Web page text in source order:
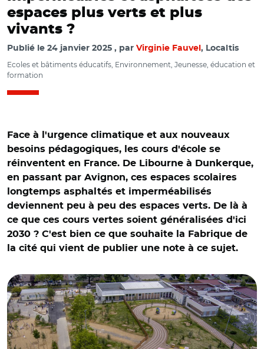
espaces plus verts et plus
vivants ?
Publié le 24 janvier 2025 par Virginie Fauvel , Localtis
Ecoles et bâtiments éducatifs, Environnement, Jeunesse, éducation et
formation
Face à l'urgence climatique et aux nouveaux
besoins pédagogiques, les cours d'école se
réinventent en France. De Libourne à Dunkerque,
en passant par Avignon, ces espaces scolaires
longtemps asphaltés et imperméabilisés
deviennent peu à peu des espaces verts. De là à
ce que ces cours vertes soient généralisées d'ici
2030 ? C'est bien ce que souhaite la Fabrique de
la cité qui vient de publier une note à ce sujet.
© Mairie de Colomiers – Photographe ©Eric Corlay /